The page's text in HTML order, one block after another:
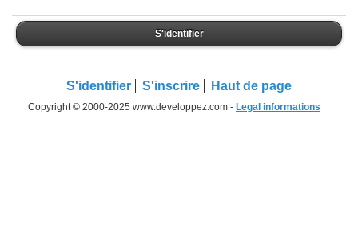
S'identifier
S'identifier S'inscrire Haut de page
Copyright © 2000-2025 www.developpez.com - Legal informations